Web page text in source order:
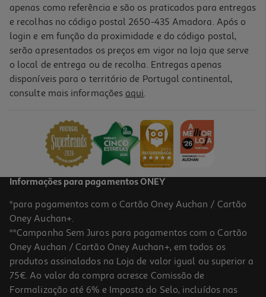
Fraldas Auchan Baby T4 7-18kg 114un
15,29 €
apenas como referência e são os praticados para entregas
e recolhas no código postal 2650-435 Amadora. Após o
login e em função da proximidade e do código postal,
serão apresentados os preços em vigor na loja que serve
o local de entrega ou de recolha. Entregas apenas
disponíveis para o território de Portugal continental,
consulte mais informações aqui.
Informações para pagamentos ONEY
*para pagamentos com o Cartão Oney Auchan / Cartão
Oney Auchan+.
**Campanha Sem Juros para pagamentos com o Cartão
Oney Auchan / Cartão Oney Auchan+, em todos os
produtos assinalados na Loja de valor igual ou superior a
75€. Ao valor da compra acresce Comissão de
Formalização até 6% e Imposto do Selo, incluídos nas